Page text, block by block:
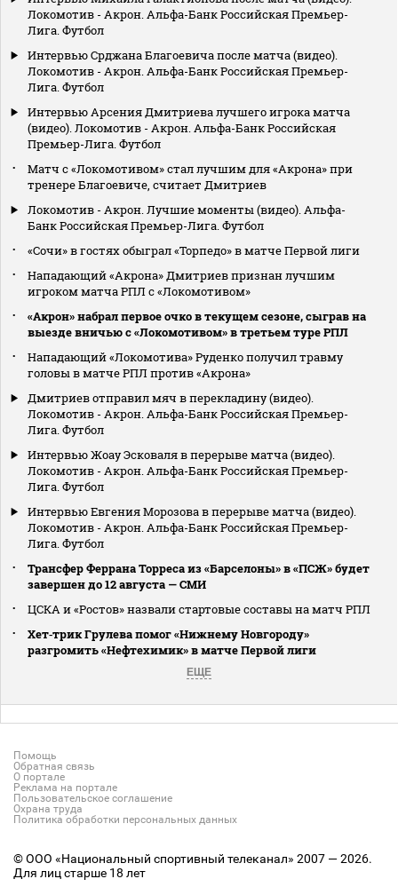
Локомотив - Акрон. Альфа-Банк Российская Премьер-
Лига. Футбол
Интервью Срджана Благоевича после матча (видео).
Локомотив - Акрон. Альфа-Банк Российская Премьер-
Лига. Футбол
Интервью Арсения Дмитриева лучшего игрока матча
(видео). Локомотив - Акрон. Альфа-Банк Российская
Премьер-Лига. Футбол
Матч с «Локомотивом» стал лучшим для «Акрона» при
тренере Благоевиче, считает Дмитриев
Локомотив - Акрон. Лучшие моменты (видео). Альфа-
Банк Российская Премьер-Лига. Футбол
«Сочи» в гостях обыграл «Торпедо» в матче Первой лиги
Нападающий «Акрона» Дмитриев признан лучшим
игроком матча РПЛ с «Локомотивом»
«Акрон» набрал первое очко в текущем сезоне, сыграв на
выезде вничью с «Локомотивом» в третьем туре РПЛ
Нападающий «Локомотива» Руденко получил травму
головы в матче РПЛ против «Акрона»
Дмитриев отправил мяч в перекладину (видео).
Локомотив - Акрон. Альфа-Банк Российская Премьер-
Лига. Футбол
Интервью Жоау Эсковаля в перерыве матча (видео).
Локомотив - Акрон. Альфа-Банк Российская Премьер-
Лига. Футбол
Интервью Евгения Морозова в перерыве матча (видео).
Локомотив - Акрон. Альфа-Банк Российская Премьер-
Лига. Футбол
Трансфер Феррана Торреса из «Барселоны» в «ПСЖ» будет
завершен до 12 августа — СМИ
ЦСКА и «Ростов» назвали стартовые составы на матч РПЛ
Хет‑трик Грулева помог «Нижнему Новгороду»
разгромить «Нефтехимик» в матче Первой лиги
ЕЩЕ
Помощь
Обратная связь
О портале
Реклама на портале
Пользовательское соглашение
Охрана труда
Политика обработки персональных данных
© ООО «Национальный спортивный телеканал» 2007 — 2026.
Для лиц старше 18 лет